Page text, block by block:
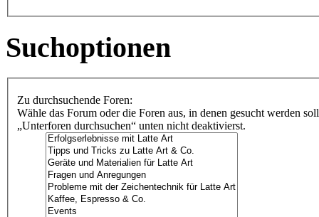
Suchoptionen
Zu durchsuchende Foren:
Wähle das Forum oder die Foren aus, in denen gesucht werden
„Unterforen durchsuchen“ unten nicht deaktivierst.